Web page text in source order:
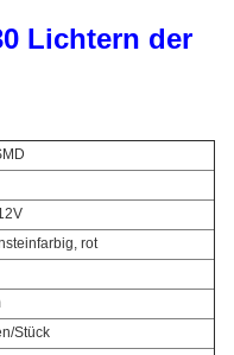
Lichtern der
rot
Stück